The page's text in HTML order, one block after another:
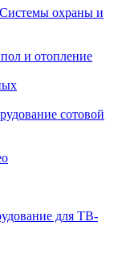
Системы охраны и
и отопление
сотовой
для ТВ-